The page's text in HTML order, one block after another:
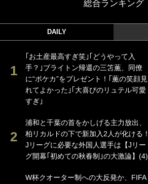
総合ランキング
DAILY
｢お土産最高すぎ笑｣｢どうやって入
手？｣ブライトン帰還の三笘薫、同僚
に“ポケカ”をプレゼント！｢薫の笑顔見
れてよかった｣｢大喜びのリュテル可愛
すぎ｣
浦和と千葉の首をかしげる主力放出、
柏リカルドの下で新加入2人が化ける！
Jリーグに必要な外国人選手は【Jリー
グ開幕｢初めての秋春制｣の大激論】(4)
W杯クオーター制への大反発か、FIFA